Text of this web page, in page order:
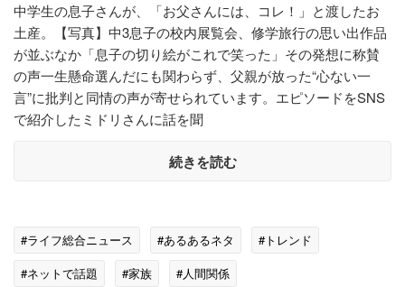
中学生の息子さんが、「お父さんには、コレ！」と渡したお
土産。【写真】中3息子の校内展覧会、修学旅行の思い出作品
が並ぶなか「息子の切り絵がこれで笑った」その発想に称賛
の声一生懸命選んだにも関わらず、父親が放った“心ない一
言”に批判と同情の声が寄せられています。エピソードをSNS
で紹介したミドリさんに話を聞
続きを読む
#ライフ総合ニュース #あるあるネタ
#トレンド
#ネットで話題
#家族 #人間関係